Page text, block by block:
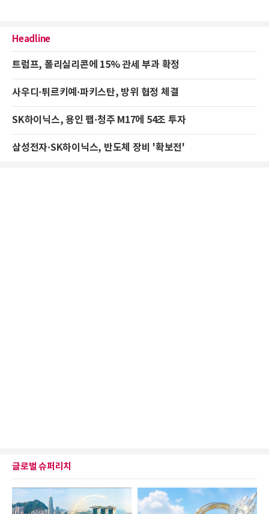
Headline
트럼프, 폴리실리콘에 15% 관세 부과 확정
사우디·튀르키예·파키스탄, 방위 협정 체결
SK하이닉스, 용인 팹·청주 M17에 54조 투자
삼성전자·SK하이닉스, 반도체 장비 '확보전'
글로벌 슈퍼리치